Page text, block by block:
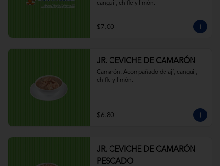
canguil, chifle y limón.
$7.00
JR. CEVICHE DE CAMARÓN
Camarón. Acompañado de ají, canguil,
chifle y limón.
$6.80
JR. CEVICHE DE CAMARÓN
PESCADO